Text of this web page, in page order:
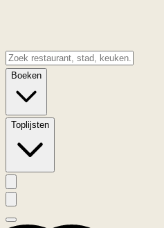
Boeken
Toplijsten